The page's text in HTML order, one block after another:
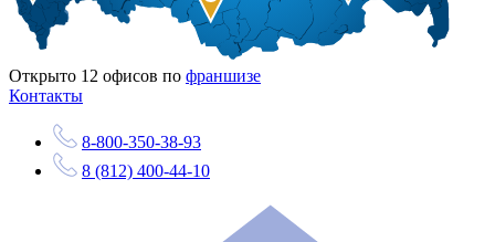
Открыто 12 офисов по франшизе
Контакты
8-800-350-38-93
8 (812) 400-44-10